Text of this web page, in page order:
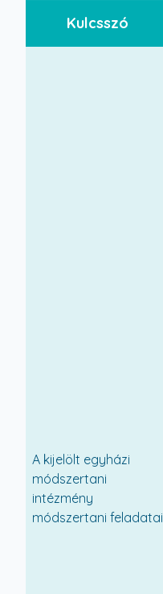
Kulcsszó
A kijelölt egyházi
módszertani
intézmény
módszertani feladatai